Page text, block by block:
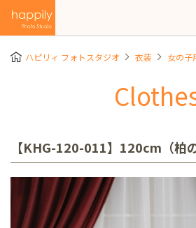
ハピリィ フォトスタジオ 衣装 女の子
【KHG-120-011】120cm（柏